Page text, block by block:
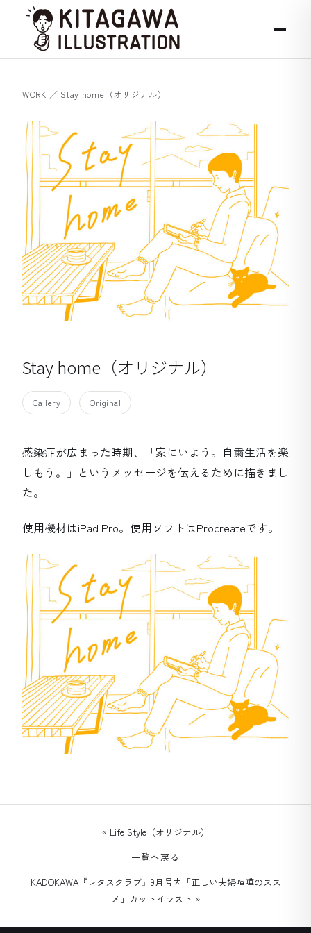
メニュ
WORK ／ Stay home（オリジナル）
Stay home（オリジナル）
Gallery Original
感染症が広まった時期、「家にいよう。自粛生活を楽
しもう。」というメッセージを伝えるために描きまし
た。
使用機材はiPad Pro。使用ソフトはProcreateです。
« Life Style（オリジナル）
一覧へ戻る
KADOKAWA『レタスクラブ』9月号内「正しい夫婦喧嘩のスス
メ」カットイラスト »